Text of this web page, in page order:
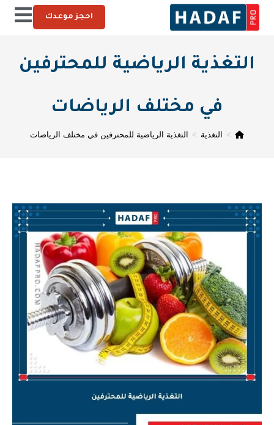
احجز موعدك
التغذية الرياضية للمحترفين
في مختلف الرياضات
> التغذية > التغذية الرياضية للمحترفين في مختلف الرياضات